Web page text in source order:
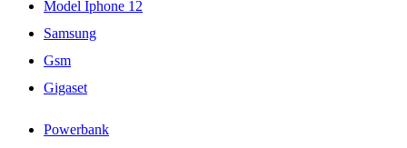
Model Iphone 12
Samsung
Gsm
Gigaset
Powerbank